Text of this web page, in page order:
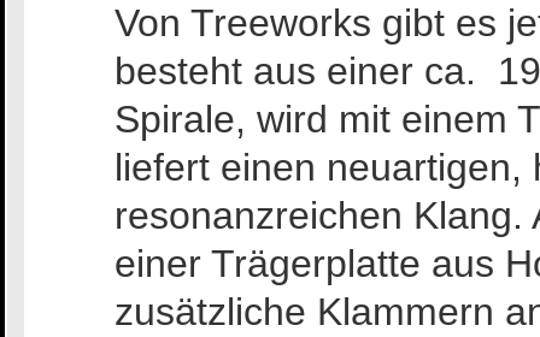
Von Treeworks gibt es
besteht aus einer ca.
Spirale, wird mit einem
liefert einen neuartigen,
resonanzreichen
einer Trägerplatte aus
zusätzliche Klammern